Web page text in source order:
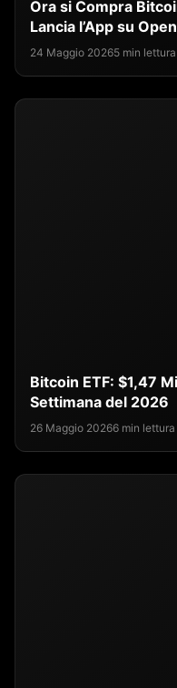
Ora si Compra
Lancia l’App su
24 Maggio 20265 min lettura
Bitcoin ETF: $1,47
Settimana del 2026
26 Maggio 20266 min lettura